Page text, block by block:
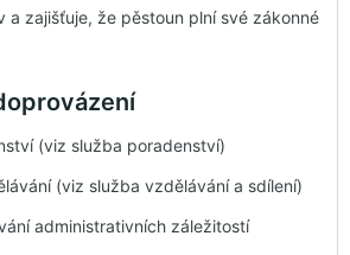
a zajišťuje, že pěstoun plní své zákonné
(viz služba poradenství)
(viz služba vzdělávání a sdílení)
administrativních záležitostí